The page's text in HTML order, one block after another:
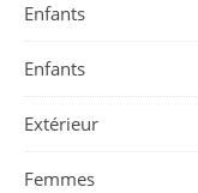
Enfants
Enfants
Extérieur
Femmes